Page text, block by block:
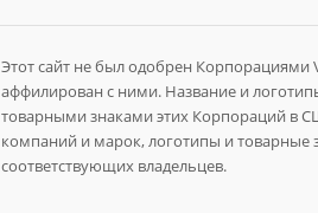
Этот сайт не был одобрен Корпорациями
аффилирован с ними. Название и
товарными знаками этих Корпораций в
компаний и марок, логотипы и товарные
соответствующих владельцев.